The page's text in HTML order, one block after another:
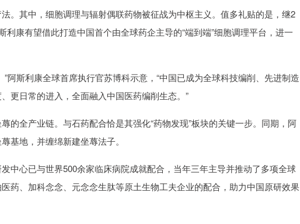
。其中，细胞调理与辐射偶联药物被征战为中枢主义。值多礼贴的是，继2
康有望借此打造中国首个由全球药企主导的“端到端”细胞调理平台，进一
阿斯利康全球首席执行官苏博科示意，“中国已成为全球科技编削、先进制造
更日常的进入，全面融入中国医药编削生态。”
的全产业链。与石药配合恰是其强化“药物发现”板块的关键一步。同期，阿
基地，并缠绵新建坐蓐法子。
中心已与世界500余家临床病院成就配合，当年三年主导并推动了多项全球
药、加科念念、元念念生肽等原土生物工夫企业的配合，助力中国原研效果